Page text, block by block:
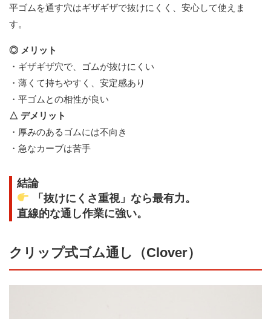
平ゴムを通す穴はギザギザで抜けにくく、安心して使えま
す。
◎ メリット
・ギザギザ穴で、ゴムが抜けにくい
・薄くて持ちやすく、安定感あり
・平ゴムとの相性が良い
△ デメリット
・厚みのあるゴムには不向き
・急なカーブは苦手
結論
「抜けにくさ重視」なら最有力。
直線的な通し作業に強い。
クリップ式ゴム通し（Clover）